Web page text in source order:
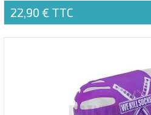
22,90 € TTC